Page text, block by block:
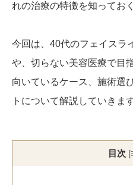
れの治療の特徴を知ってお
今回は、40代のフェイスラ
や、切らない美容医療で目
向いているケース、施術選
トについて解説していきます
目次 [